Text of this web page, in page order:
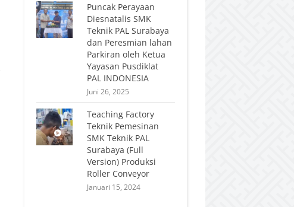
Puncak Perayaan
Diesnatalis SMK
Teknik PAL Surabaya
dan Peresmian lahan
Parkiran oleh Ketua
Yayasan Pusdiklat
PAL INDONESIA
Juni 26, 2025
Teaching Factory
Teknik Pemesinan
SMK Teknik PAL
Surabaya (Full
Version) Produksi
Roller Conveyor
Januari 15, 2024